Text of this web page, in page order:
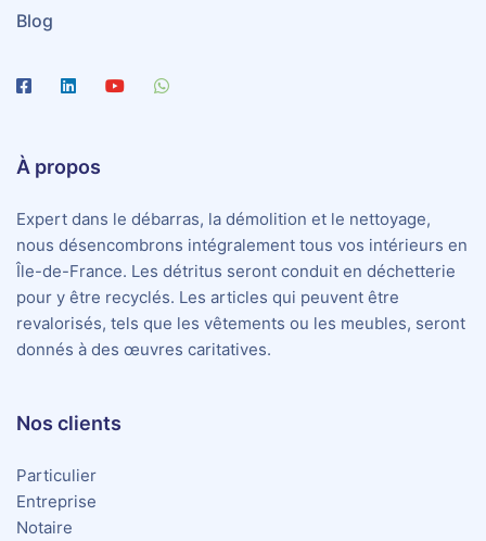
Blog
À propos
Expert dans le débarras, la démolition et le nettoyage,
nous désencombrons intégralement tous vos intérieurs en
Île-de-France. Les détritus seront conduit en déchetterie
pour y être recyclés. Les articles qui peuvent être
revalorisés, tels que les vêtements ou les meubles, seront
donnés à des œuvres caritatives.
Nos clients
Particulier
Entreprise
Notaire